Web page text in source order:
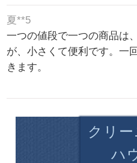
夏**5
一つの値段で一つの商品は
が、小さくて便利です。一
きます。
クリ
ハ